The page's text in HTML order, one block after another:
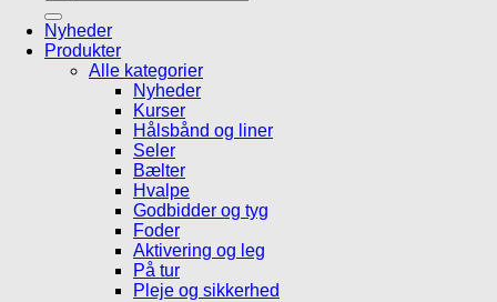
efter:
Nyheder
Produkter
Alle kategorier
Nyheder
Kurser
Hålsbånd og liner
Seler
Bælter
Hvalpe
Godbidder og tyg
Foder
Aktivering og leg
På tur
Pleje og sikkerhed